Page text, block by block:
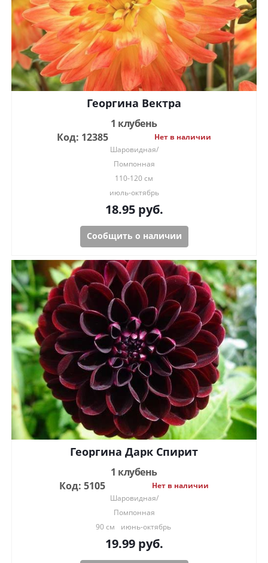
Георгина Вектра
1 клубень
Код: 12385
Нет в наличии
Шаровидная/
Помпонная
110-120 см
июль-октябрь
18.95руб.
Сообщить о наличии
Георгина Дарк Спирит
1 клубень
Код: 5105
Нет в наличии
Шаровидная/
Помпонная
90 см
июнь-октябрь
19.99руб.